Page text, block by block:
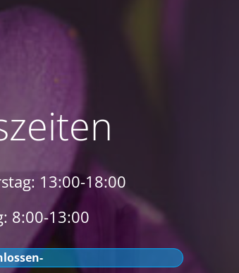
13:00-18:00
8:00-13:00